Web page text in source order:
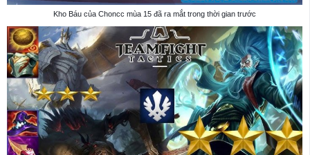
Kho Báu của Choncc mùa 15 đã ra mắt trong thời gian trước